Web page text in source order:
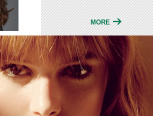
MORE